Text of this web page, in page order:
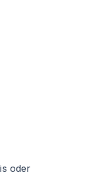
oder